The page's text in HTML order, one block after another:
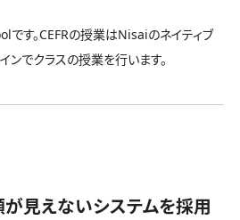
す。CEFRの授業はNisaiのネイティブ
でクラスの授業を行います。
が見えないシステムを採用